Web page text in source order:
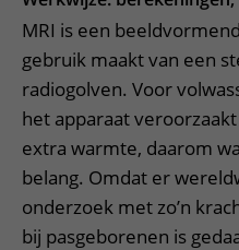
MRI is een
gebruik maakt van een
radiogolven. Voor
het apparaat
extra warmte, daarom
belang. Omdat er
onderzoek met zo’n
bij pasgeborenen is